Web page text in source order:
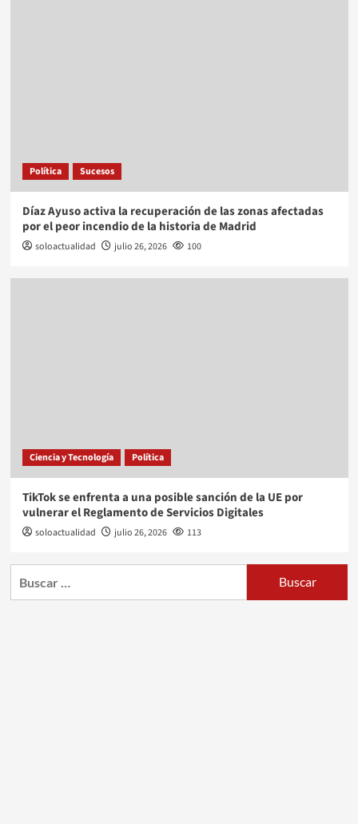
Política Sucesos
Díaz Ayuso activa la recuperación de las zonas afectadas
por el peor incendio de la historia de Madrid
soloactualidad julio 26, 2026 100
Ciencia y Tecnología Política
TikTok se enfrenta a una posible sanción de la UE por
vulnerar el Reglamento de Servicios Digitales
soloactualidad julio 26, 2026 113